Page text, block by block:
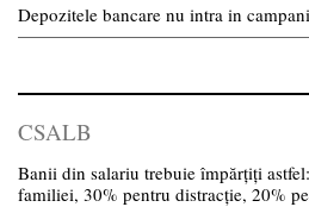
Depozitele bancare nu intra in
CSALB
Banii din salariu trebuie împărțiți
familiei, 30% pentru distracție, 20%